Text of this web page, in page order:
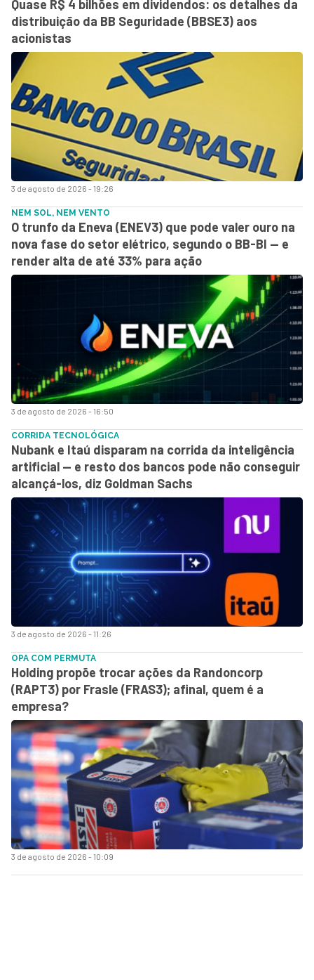
3 de agosto de 2026 - 19:26
Quase R$ 4 bilhões em dividendos: os detalhes da
distribuição da BB Seguridade (BBSE3) aos
acionistas
3 de agosto de 2026 - 16:50
NEM SOL, NEM VENTO
O trunfo da Eneva (ENEV3) que pode valer ouro na
nova fase do setor elétrico, segundo o BB-BI — e
render alta de até 33% para ação
3 de agosto de 2026 - 11:26
CORRIDA TECNOLÓGICA
Nubank e Itaú disparam na corrida da inteligência
artificial — e resto dos bancos pode não conseguir
alcançá-los, diz Goldman Sachs
3 de agosto de 2026 - 10:09
OPA COM PERMUTA
Holding propõe trocar ações da Randoncorp
(RAPT3) por Frasle (FRAS3); afinal, quem é a
empresa?